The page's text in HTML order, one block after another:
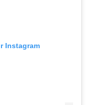
Instagram